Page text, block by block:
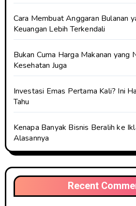
Cara Membuat Anggaran Bulanan
Keuangan Lebih Terkendali
Bukan Cuma Harga Makanan yang
Kesehatan Juga
Investasi Emas Pertama Kali? Ini
Tahu
Kenapa Banyak Bisnis Beralih ke
Alasannya
Recent